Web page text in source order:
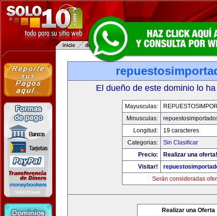
El dueño de este dominio lo
Mayusculas:
Minusculas:
Longitud:
19 caracteres
Categorias:
Sin Clasificar
Precio:
Realizar una oferta!
Visitar!
Serán consideradas
Realizar una Oferta